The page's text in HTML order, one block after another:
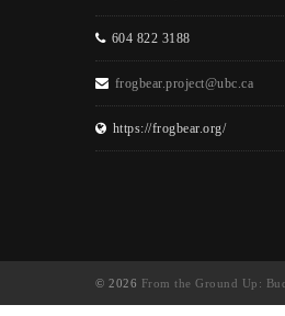
604 822 3188
frogbear.project@ubc.ca
https://frogbear.org/
© 2026 From the Ground Up: